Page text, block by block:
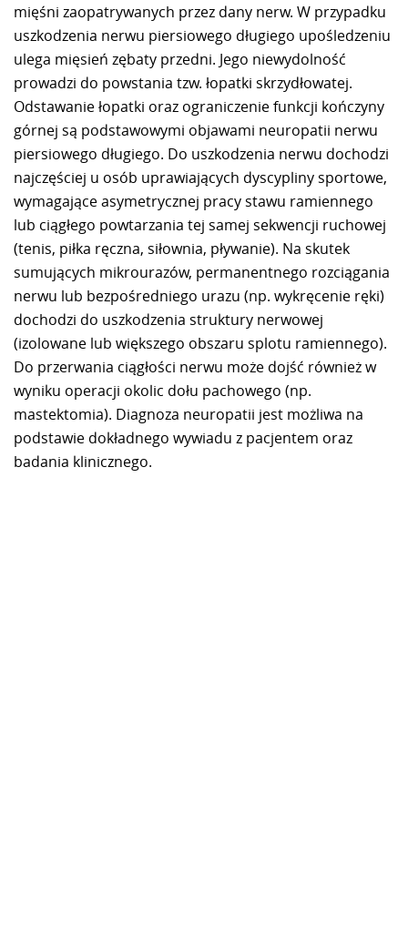
mięśni zaopatrywanych przez dany nerw. W przypadku
uszkodzenia nerwu piersiowego długiego upośledzeniu
ulega mięsień zębaty przedni. Jego niewydolność
prowadzi do powstania tzw. łopatki skrzydłowatej.
Odstawanie łopatki oraz ograniczenie funkcji kończyny
górnej są podstawowymi objawami neuropatii nerwu
piersiowego długiego. Do uszkodzenia nerwu dochodzi
najczęściej u osób uprawiających dyscypliny sportowe,
wymagające asymetrycznej pracy stawu ramiennego
lub ciągłego powtarzania tej samej sekwencji ruchowej
(tenis, piłka ręczna, siłownia, pływanie). Na skutek
sumujących mikrourazów, permanentnego rozciągania
nerwu lub bezpośredniego urazu (np. wykręcenie ręki)
dochodzi do uszkodzenia struktury nerwowej
(izolowane lub większego obszaru splotu ramiennego).
Do przerwania ciągłości nerwu może dojść również w
wyniku operacji okolic dołu pachowego (np.
mastektomia). Diagnoza neuropatii jest możliwa na
podstawie dokładnego wywiadu z pacjentem oraz
badania klinicznego.